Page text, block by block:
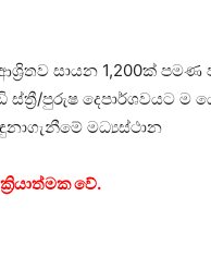
සායන 1,200ක් පමණ
ස්ත්‍රී/පුරුෂ දෙපාර්ශවයට ම
මධ්‍යස්ථාන
වේ.